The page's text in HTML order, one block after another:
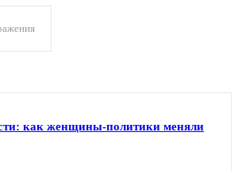
как женщины-политики меняли